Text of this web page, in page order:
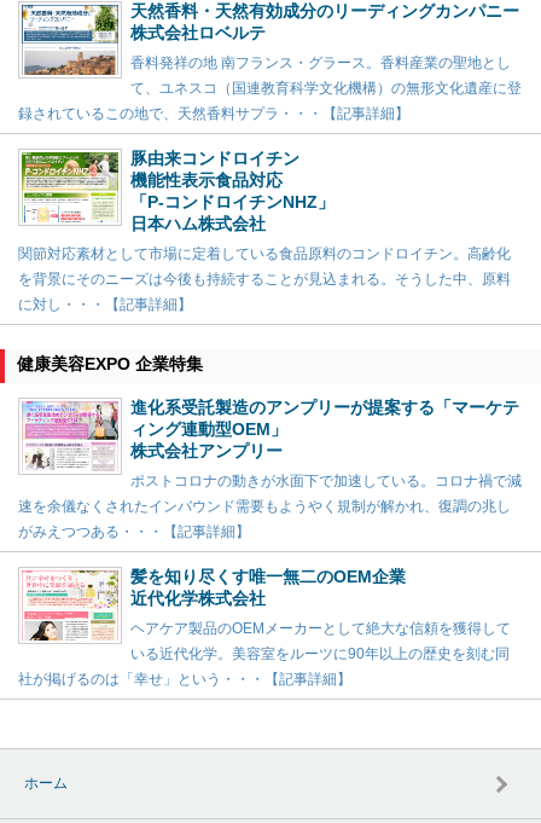
天然香料・天然有効成分のリーディングカンパニー
株式会社ロベルテ
香料発祥の地 南フランス・グラース。香料産業の聖地とし
て、ユネスコ（国連教育科学文化機構）の無形文化遺産に登
録されているこの地で、天然香料サプラ・・・【記事詳細】
豚由来コンドロイチン
機能性表示食品対応
「P-コンドロイチンNHZ」
日本ハム株式会社
関節対応素材として市場に定着している食品原料のコンドロイチン。高齢化
を背景にそのニーズは今後も持続することが見込まれる。そうした中、原料
に対し・・・【記事詳細】
健康美容EXPO 企業特集
進化系受託製造のアンプリーが提案する「マーケテ
ィング連動型OEM」
株式会社アンプリー
ポストコロナの動きが水面下で加速している。コロナ禍で減
速を余儀なくされたインバウンド需要もようやく規制が解かれ、復調の兆し
がみえつつある・・・【記事詳細】
髪を知り尽くす唯一無二のOEM企業
近代化学株式会社
ヘアケア製品のOEMメーカーとして絶大な信頼を獲得して
いる近代化学。美容室をルーツに90年以上の歴史を刻む同
社が掲げるのは「幸せ」という・・・【記事詳細】
ホーム